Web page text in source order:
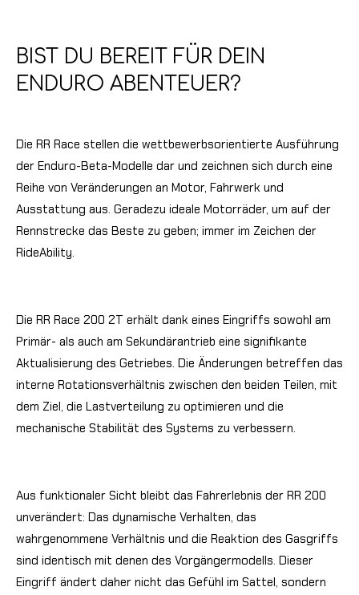
BIST DU BEREIT FÜR DEIN
ENDURO ABENTEUER?
Die RR Race stellen die wettbewerbsorientierte Ausführung
der Enduro-Beta-Modelle dar und zeichnen sich durch eine
Reihe von Veränderungen an Motor, Fahrwerk und
Ausstattung aus. Geradezu ideale Motorräder, um auf der
Rennstrecke das Beste zu geben; immer im Zeichen der
RideAbility.
Die RR Race 200 2T erhält dank eines Eingriffs sowohl am
Primär- als auch am Sekundärantrieb eine signifikante
Aktualisierung des Getriebes. Die Änderungen betreffen das
interne Rotationsverhältnis zwischen den beiden Teilen, mit
dem Ziel, die Lastverteilung zu optimieren und die
mechanische Stabilität des Systems zu verbessern.
Aus funktionaler Sicht bleibt das Fahrerlebnis der RR 200
unverändert: Das dynamische Verhalten, das
wahrgenommene Verhältnis und die Reaktion des Gasgriffs
sind identisch mit denen des Vorgängermodells. Dieser
Eingriff ändert daher nicht das Gefühl im Sattel, sondern